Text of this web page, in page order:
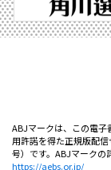
ABJマークは、この電
用許諾を得た正規版配
号）です。ABJマークの
https://aebs.or.jp/